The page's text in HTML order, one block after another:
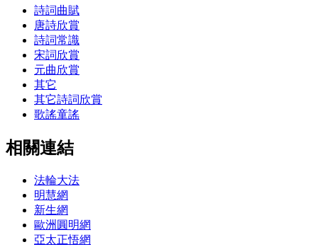
詩詞曲賦
唐詩欣賞
詩詞常識
宋詞欣賞
元曲欣賞
其它
其它詩詞欣賞
歌謠童謠
相關連結
法輪大法
明慧網
新生網
歐洲圓明網
亞太正悟網